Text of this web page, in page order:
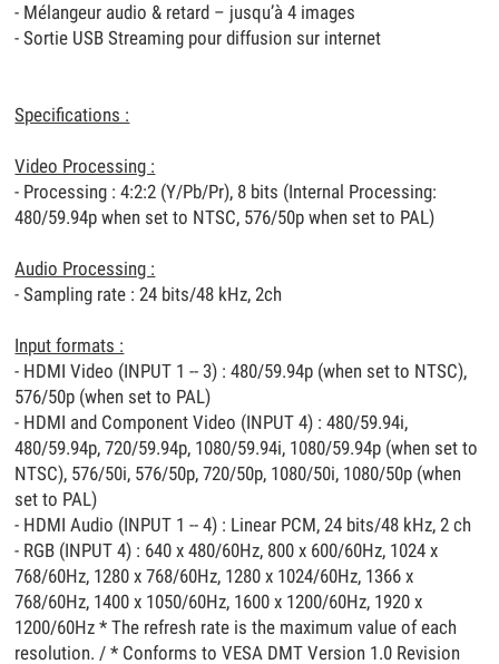
- Mélangeur audio & retard – jusqu’à 4 images
- Sortie USB Streaming pour diffusion sur internet
Specifications :
Video Processing :
- Processing : 4:2:2 (Y/Pb/Pr), 8 bits (Internal Processing:
480/59.94p when set to NTSC, 576/50p when set to PAL)
Audio Processing :
- Sampling rate : 24 bits/48 kHz, 2ch
Input formats :
- HDMI Video (INPUT 1 -- 3) : 480/59.94p (when set to NTSC),
576/50p (when set to PAL)
- HDMI and Component Video (INPUT 4) : 480/59.94i,
480/59.94p, 720/59.94p, 1080/59.94i, 1080/59.94p (when set to
NTSC), 576/50i, 576/50p, 720/50p, 1080/50i, 1080/50p (when
set to PAL)
- HDMI Audio (INPUT 1 -- 4) : Linear PCM, 24 bits/48 kHz, 2 ch
- RGB (INPUT 4) : 640 x 480/60Hz, 800 x 600/60Hz, 1024 x
768/60Hz, 1280 x 768/60Hz, 1280 x 1024/60Hz, 1366 x
768/60Hz, 1400 x 1050/60Hz, 1600 x 1200/60Hz, 1920 x
1200/60Hz* The refresh rate is the maximum value of each
resolution. / * Conforms to VESA DMT Version 1.0 Revision